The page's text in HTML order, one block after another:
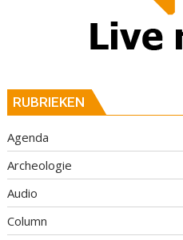
RUBRIEKEN
Agenda
Archeologie
Audio
Column